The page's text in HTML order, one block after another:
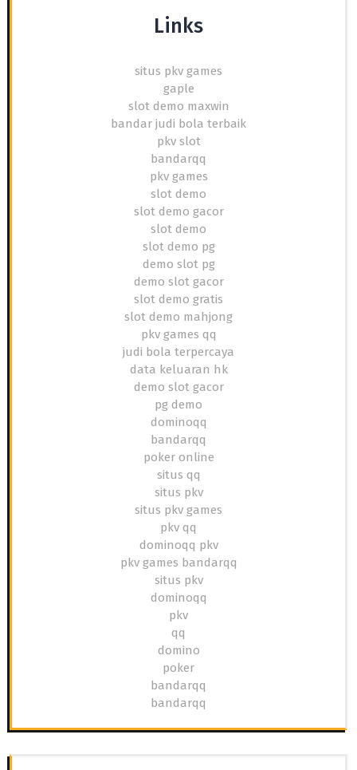
Links
situs pkv games
gaple
slot demo maxwin
bandar judi bola terbaik
pkv slot
bandarqq
pkv games
slot demo
slot demo gacor
slot demo
slot demo pg
demo slot pg
demo slot gacor
slot demo gratis
slot demo mahjong
pkv games qq
judi bola terpercaya
data keluaran hk
demo slot gacor
pg demo
dominoqq
bandarqq
poker online
situs qq
situs pkv
situs pkv games
pkv qq
dominoqq pkv
pkv games bandarqq
situs pkv
dominoqq
pkv
qq
domino
poker
bandarqq
bandarqq